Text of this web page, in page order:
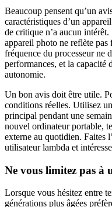
Beaucoup pensent qu’un
caractéristiques d’un
de critique n’a aucun
appareil photo ne reflète
fréquence du processeur ne
performances, et la capacité
autonomie.
Un bon avis doit être utile.
conditions réelles. Utilisez
principal pendant une
nouvel ordinateur portable,
externe au quotidien. Faites
utilisateur lambda et
Ne vous limitez pas à
Lorsque vous hésitez entre
générations plus âgées